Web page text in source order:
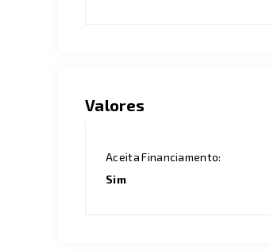
Valores
Aceita Financiamento:
Sim